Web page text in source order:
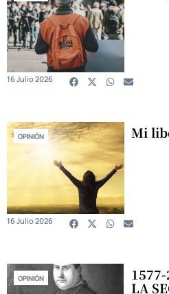
16 Julio 2026
OPINIÓN Mi
16 Julio 2026
OPINIÓN
LA